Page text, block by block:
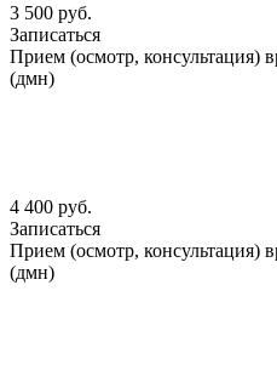
3 500 руб.
Записаться
Прием (осмотр, консультация)
(дмн)
4 400 руб.
Записаться
Прием (осмотр, консультация)
(дмн)